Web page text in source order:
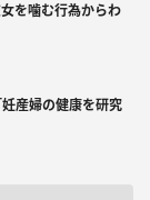
を噛む行為からわ
産婦の健康を研究